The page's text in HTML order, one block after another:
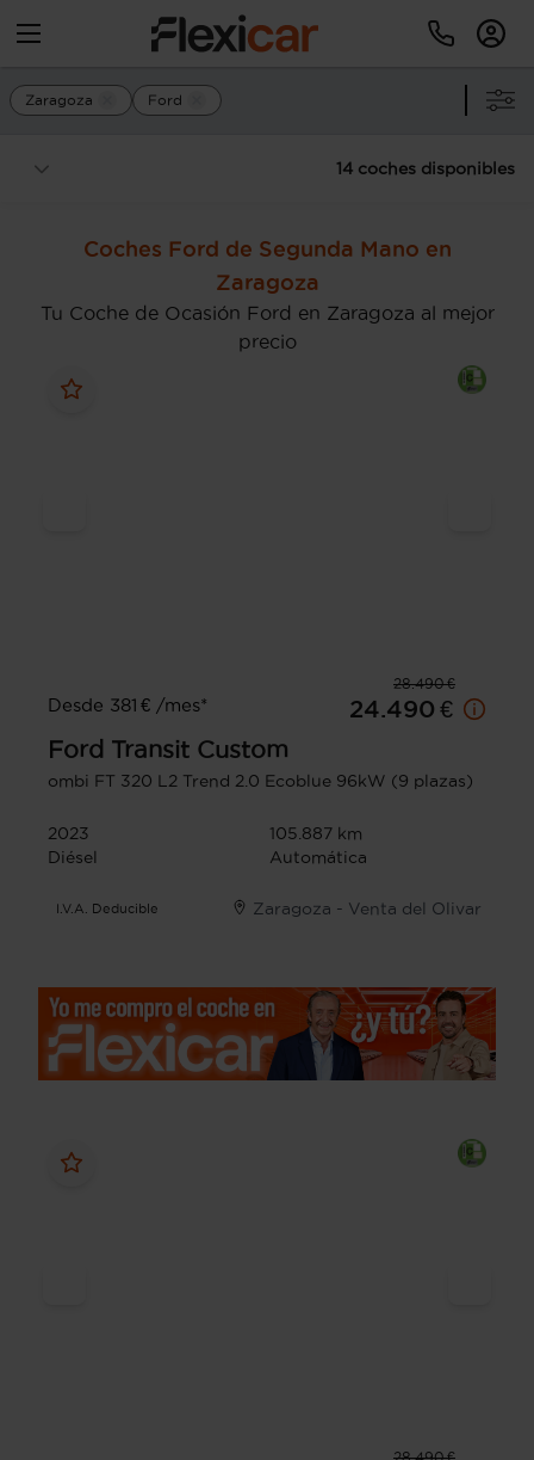
Zaragoza Ford
14 coches disponibles
Coches Ford de Segunda Mano en
Zaragoza
Tu Coche de Ocasión Ford en Zaragoza al mejor
precio
28.490 €
Desde 381 € /mes*
24.490 €
Ford Transit Custom
ombi FT 320 L2 Trend 2.0 Ecoblue 96kW (9 plazas)
2023
105.887 km
Diésel
Automática
I.V.A. Deducible Zaragoza - Venta del Olivar